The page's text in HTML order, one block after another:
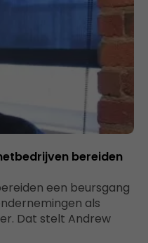
bereiden
een beursgang
als
Dat stelt Andrew